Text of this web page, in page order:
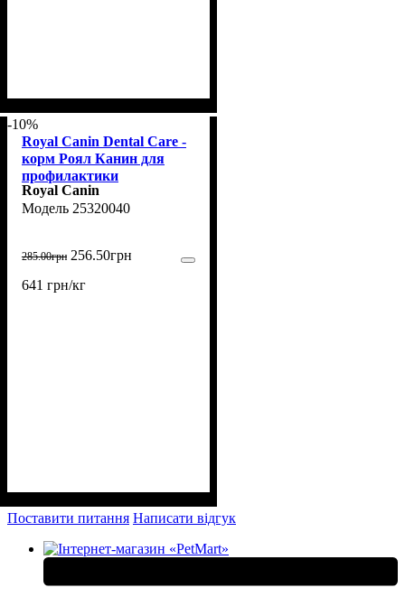
-10%
Royal Canin Dental Care -
корм Роял Канин для
профилактики
образования зубного
налета у кошек 400 г
Royal Canin
25320040
285.00грн 256.50грн
641 грн/кг
Поставити питання Написати відгук